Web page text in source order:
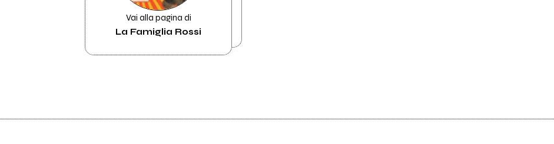
Vai alla pagina di
La Famiglia Rossi